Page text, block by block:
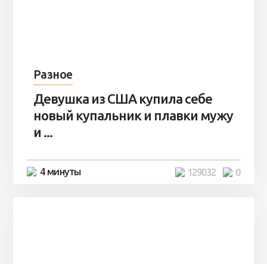
Разное
Девушка из США купила себе
новый купальник и плавки мужу
и ...
4 минуты 0
129032